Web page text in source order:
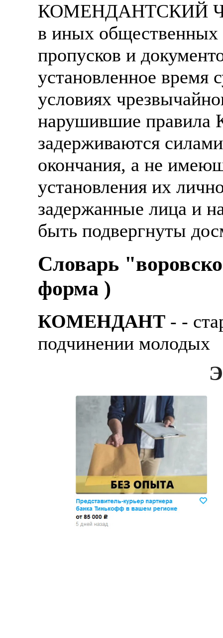
КОМЕНДАНТСКИЙ ЧАС
в иных общественных
пропусков и
установленное время
условиях
нарушившие правила
задерживаются
окончания, а не
установления их
задержанные лица и
быть подвергнуты
Словарь
форма )
КОМЕНДАНТ - -
подчинении молодых